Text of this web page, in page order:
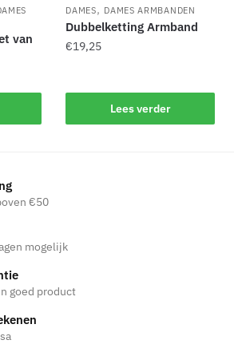
van
DAMES, DAMES ARMBANDEN
Dubbelketting Armband
€19,25
Lees verder
€50
mogelijk
goed product